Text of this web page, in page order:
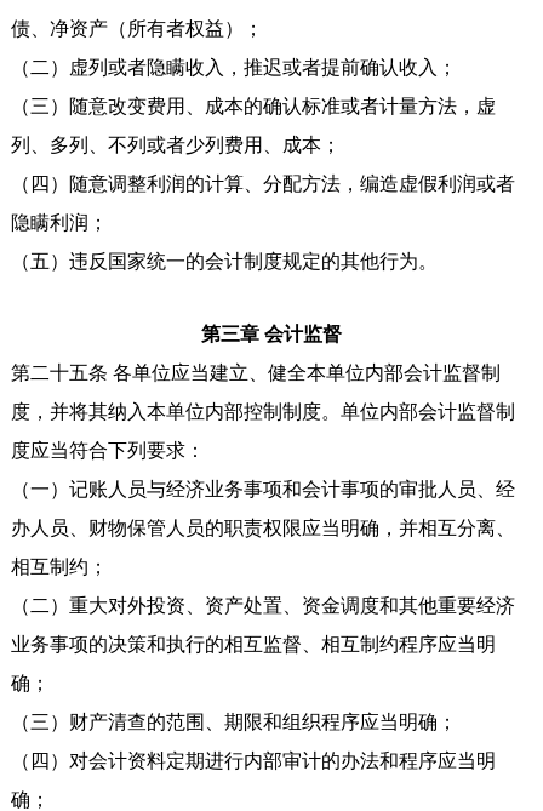
债、净资产（所有者权益）；
（二）虚列或者隐瞒收入，推迟或者提前确认收入；
（三）随意改变费用、成本的确认标准或者计量方法，虚
列、多列、不列或者少列费用、成本；
（四）随意调整利润的计算、分配方法，编造虚假利润或者
隐瞒利润；
（五）违反国家统一的会计制度规定的其他行为。
第三章 会计监督
第二十五条 各单位应当建立、健全本单位内部会计监督制
度，并将其纳入本单位内部控制制度。单位内部会计监督制
度应当符合下列要求：
（一）记账人员与经济业务事项和会计事项的审批人员、经
办人员、财物保管人员的职责权限应当明确，并相互分离、
相互制约；
（二）重大对外投资、资产处置、资金调度和其他重要经济
业务事项的决策和执行的相互监督、相互制约程序应当明
确；
（三）财产清查的范围、期限和组织程序应当明确；
（四）对会计资料定期进行内部审计的办法和程序应当明
确；